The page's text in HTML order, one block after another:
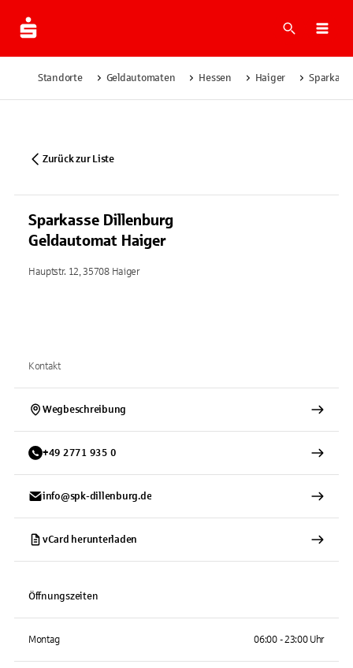
Suche
Standorte Geldautomaten Hessen Haiger
Zurück zur Liste
Sparkasse Dillenburg
Geldautomat Haiger
Hauptstr. 12, 35708 Haiger
Kontakt
Wegbeschreibung
+49 2771 935 0
info@spk-dillenburg.de
vCard herunterladen
Öffnungszeiten
Montag 06:00 - 23:00 Uhr